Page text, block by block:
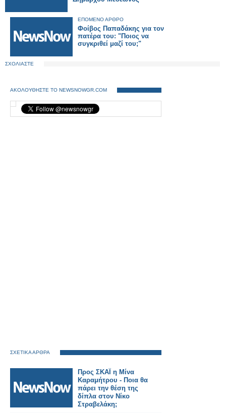
ΕΠΟΜΕΝΟ ΑΡΘΡΟ
Φοίβος Παπαδάκης για τον
πατέρα του: "Ποιος να
συγκριθεί μαζί του;"
ΣΧΟΛΙΑΣΤΕ
ΑΚΟΛΟΥΘΗΣΤΕ ΤΟ NEWSNOWGR.COM
ΣΧΕΤΙΚΑ ΑΡΘΡΑ
Προς ΣΚΑΪ η Μίνα
Καραμήτρου - Ποια θα
πάρει την θέση της
δίπλα στον Νίκο
Στραβελάκη;